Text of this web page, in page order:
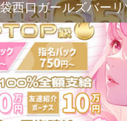
西口ガールズバー